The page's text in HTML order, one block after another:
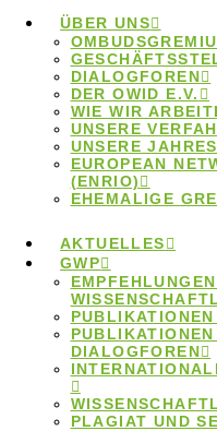
ÜBER UNS
DIALOGFOREN
DER OWID E.V.
WIE WIR
UNSERE
UNSERE
EUROPEAN
(ENRIO)
EHEMALIGE
AKTUELLES
GWP
DIALOGFOREN
PLAGIAT UND
Artikel zu
Hochschulen
Home Beiträge
Personalentwicklung in
Artikel